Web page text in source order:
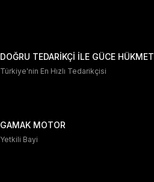
DOĞRU TEDARİKÇİ İLE GÜCE HÜKMET
Türkiye'nin En Hızlı Tedarikçisi
GAMAK MOTOR
Yetkili Bayi